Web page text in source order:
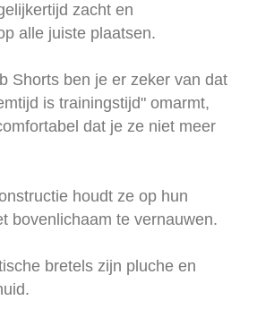
zacht en
alle juiste plaatsen.
Shorts ben je er zeker van dat
is trainingstijd" omarmt,
dat je ze niet meer
houdt ze op hun
bovenlichaam te vernauwen.
bretels zijn pluche en